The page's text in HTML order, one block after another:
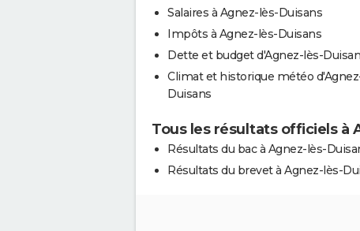
Salaires à Agnez-lès-Duisans
Impôts à Agnez-lès-Duisans
Dette et budget d'Agnez-lès-
Climat et historique météo
Duisans
Tous les résultats officiels à
Résultats du bac à Agnez-lès-
Résultats du brevet à Agnez-lès-